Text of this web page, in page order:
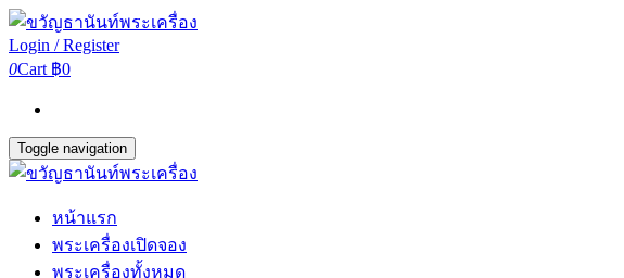
Login / Register
0Cart ฿0
Toggle navigation
หน้าแรก
พระเครื่องเปิดจอง
พระเครื่องทั้งหมด